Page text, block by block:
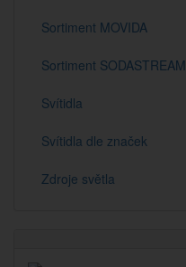
Sortiment MOVIDA
Sortiment SODASTREAM
Svítidla
Svítidla dle značek
Zdroje světla